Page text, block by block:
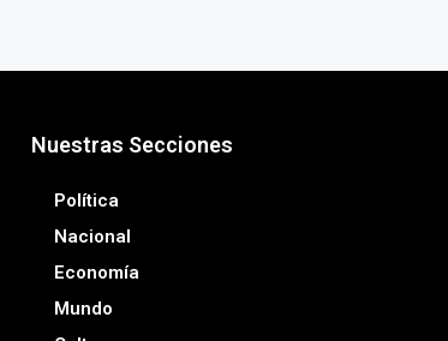
Nuestras Secciones
Política
Nacional
Economía
Mundo